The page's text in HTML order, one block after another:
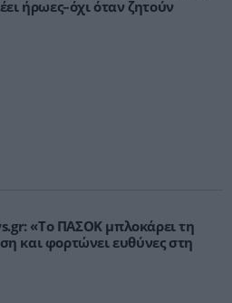
ήρωες–όχι όταν ζητούν
«Το ΠΑΣΟΚ μπλοκάρει τη
και φορτώνει ευθύνες στη